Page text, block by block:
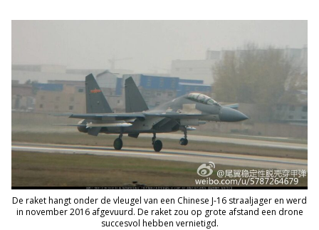
De raket hangt onder de vleugel van een Chinese J-16 straaljager en werd
in november 2016 afgevuurd. De raket zou op grote afstand een drone
succesvol hebben vernietigd.